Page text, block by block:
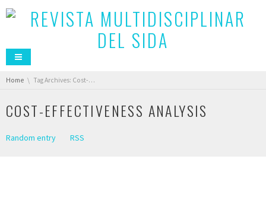
You are here:
Home Tag Archives: Cost-Effectiveness Analysis
COST-EFFECTIVENESS ANALYSIS
Random entry RSS